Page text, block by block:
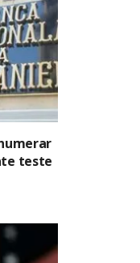
teste